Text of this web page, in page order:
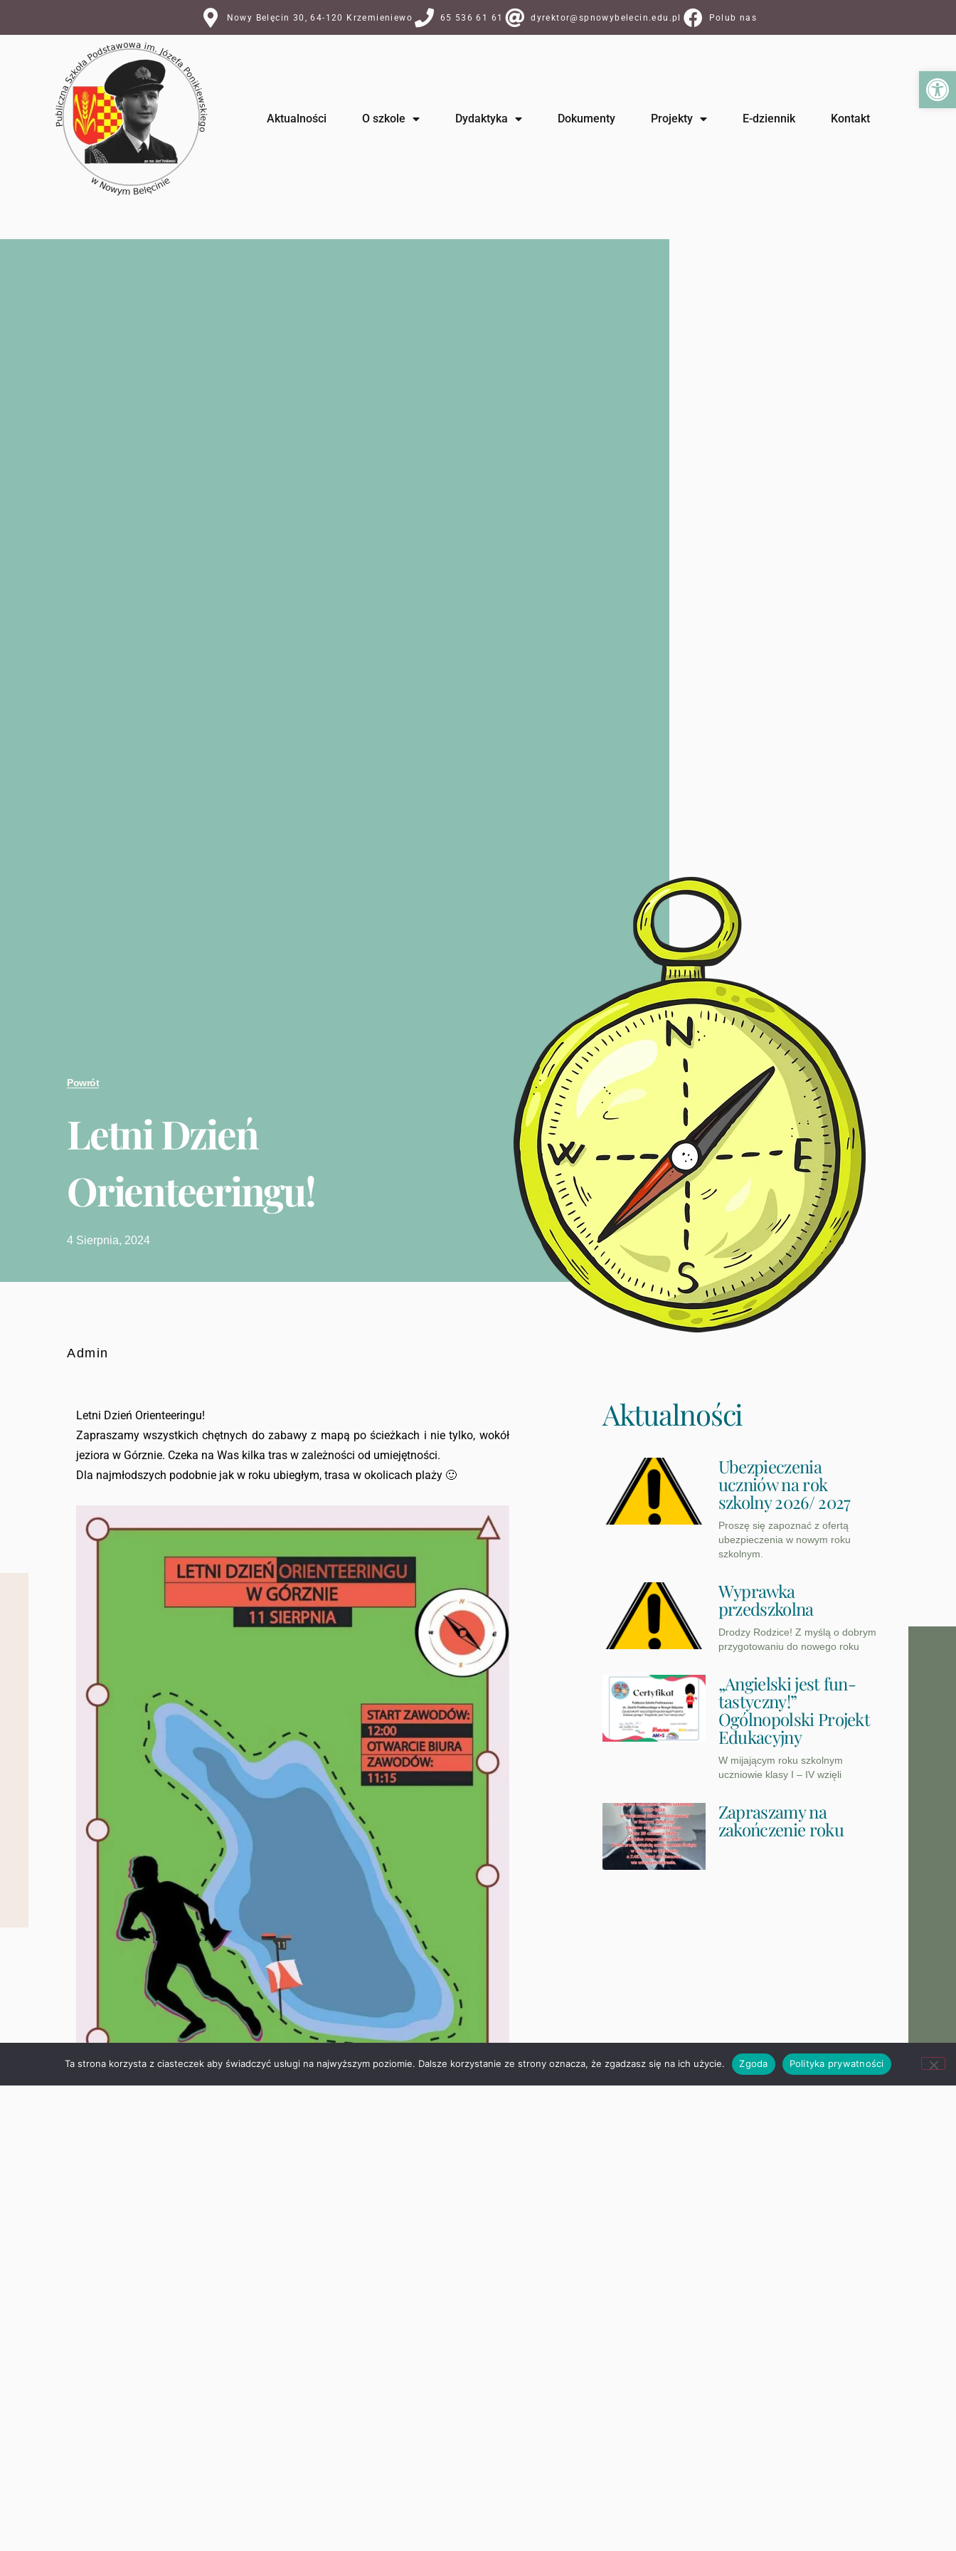
Nowy Belęcin 30, 64-120 Krzemieniewo 65 536 61 61 dyrektor@spnowybelecin.edu.pl Polub nas
Aktualności O szkole Dydaktyka Dokumenty Projekty E-dziennik Kontakt
Powrót
Letni Dzień
Orienteeringu!
4 Sierpnia, 2024
Admin
Letni Dzień Orienteeringu!
Zapraszamy wszystkich chętnych do zabawy z mapą po ścieżkach i nie tylko, wokół
jeziora w Górznie. Czeka na Was kilka tras w zależności od umiejętności.
Dla najmłodszych podobnie jak w roku ubiegłym, trasa w okolicach plaży 🙂
Aktualności
Ubezpieczenia
uczniów na rok
szkolny 2026/ 2027
Proszę się zapoznać z ofertą
ubezpieczenia w nowym roku
szkolnym.
Wyprawka
przedszkolna
Drodzy Rodzice! Z myślą o dobrym
przygotowaniu do nowego roku
„Angielski jest fun-
tastyczny!”
Ogólnopolski Projekt
Edukacyjny
W mijającym roku szkolnym
uczniowie klasy I – IV wzięli
Zapraszamy na
zakończenie roku
Ta strona korzysta z ciasteczek aby świadczyć usługi na najwyższym poziomie. Dalsze korzystanie ze strony oznacza, że zgadzasz się na ich użycie. Zgoda Polityka prywatności